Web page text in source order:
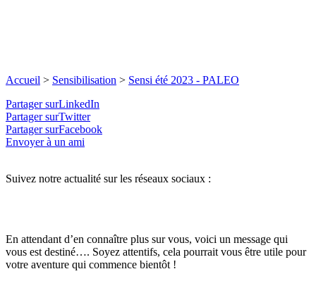
Accueil > Sensibilisation > Sensi été 2023 - PALEO
Partager surLinkedIn
Partager surTwitter
Partager surFacebook
Envoyer à un ami
Suivez notre actualité sur les réseaux sociaux :
En attendant d’en connaître plus sur vous, voici un message qui
vous est destiné…. Soyez attentifs, cela pourrait vous être utile pour
votre aventure qui commence bientôt !